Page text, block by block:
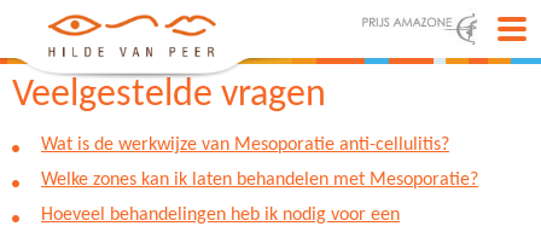
Veelgestelde vragen
Wat is de werkwijze van Mesoporatie anti-cellulitis?
Welke zones kan ik laten behandelen met Mesoporatie?
Hoeveel behandelingen heb ik nodig voor een